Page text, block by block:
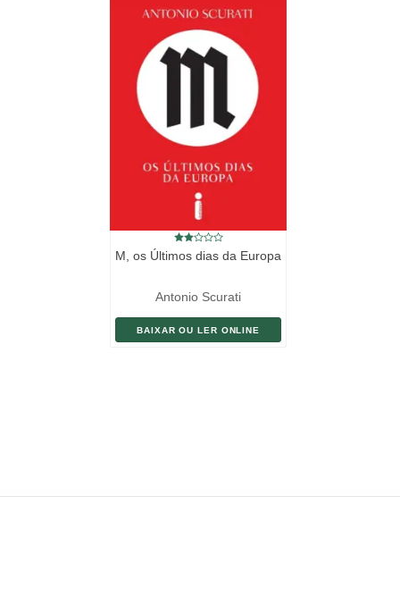
M, os Últimos dias da Europa
Antonio Scurati
BAIXAR OU LER ONLINE